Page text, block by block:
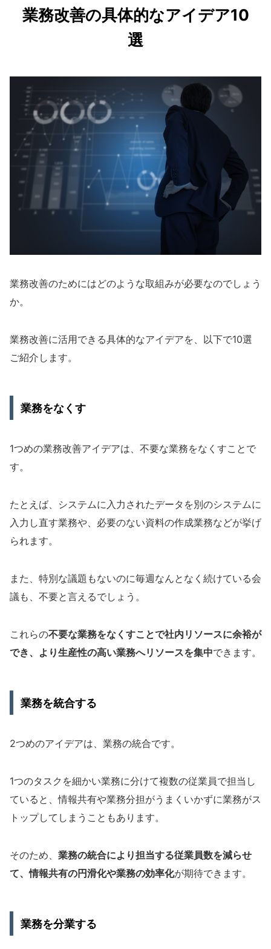
業務改善の具体的なアイデア10
選
業務改善のためにはどのような取組みが必要なのでしょう
か。
業務改善に活用できる具体的なアイデアを、以下で10選
ご紹介します。
業務をなくす
1つめの業務改善アイデアは、不要な業務をなくすことで
す。
たとえば、システムに入力されたデータを別のシステムに
入力し直す業務や、必要のない資料の作成業務などが挙げ
られます。
また、特別な議題もないのに毎週なんとなく続けている会
議も、不要と言えるでしょう。
これらの不要な業務をなくすことで社内リソースに余裕が
でき、より生産性の高い業務へリソースを集中できます。
業務を統合する
2つめのアイデアは、業務の統合です。
1つのタスクを細かい業務に分けて複数の従業員で担当し
ていると、情報共有や業務分担がうまくいかずに業務がス
トップしてしまうこともあります。
そのため、 業務の統合により担当する従業員数を減らせ
て、情報共有の円滑化や業務の効率化が期待できます。
業務を分業する